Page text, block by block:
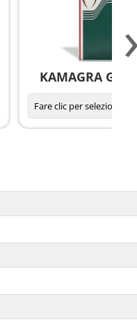
KAMAGRA ›